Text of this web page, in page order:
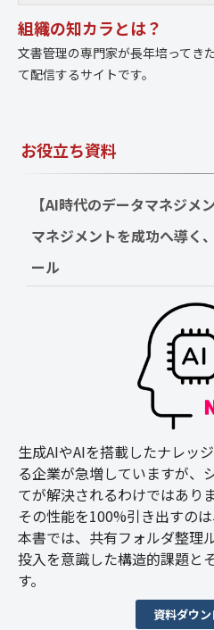
組織の知カラとは？
文書管理の専門家が長年培ってき
て配信するサイトです。
お役立ち資料
【AI時代のデータマネジメ
マネジメントを成功へ導く
ール
生成AIやAIを搭載したナレッ
る企業が急増していますが、
てが解決されるわけではあり
その性能を100%引き出すのは
本書では、共有フォルダ整理
投入を意識した構造的課題と
す。
資料ダウ